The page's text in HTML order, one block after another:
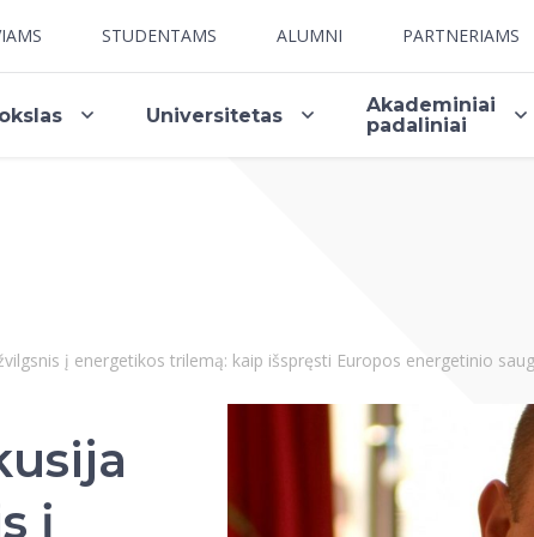
STUDENTAMS ALUMNI PARTNERIAMS
Universitetas
Akademiniai
padaliniai
į energetikos trilemą: kaip išspręsti Europos energetinio
į